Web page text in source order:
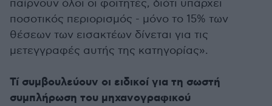
παίρνουν όλοι οι φοιτητές, διότι υπάρχει
ποσοτικός περιορισμός - μόνο το 15% των
θέσεων των εισακτέων δίνεται για τις
μετεγγραφές αυτής της κατηγορίας».
Τί συμβουλεύουν οι ειδικοί για τη σωστή
συμπλήρωση του μηχανογραφικού